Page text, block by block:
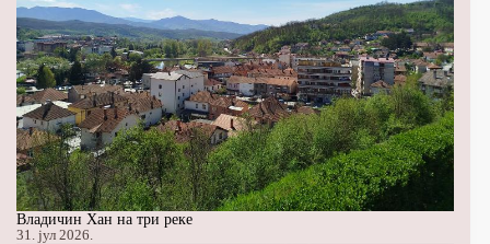
Владичин Хан на три реке
31. јул 2026.